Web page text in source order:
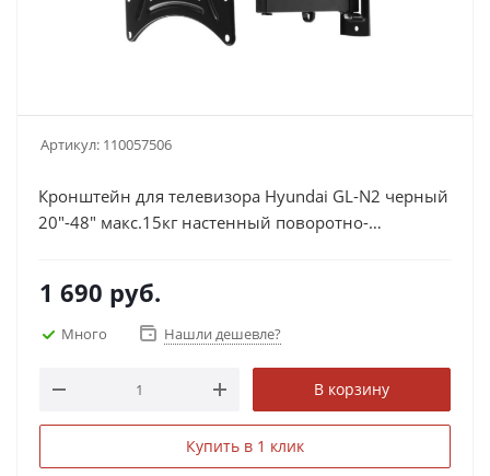
Артикул: 110057506
Кронштейн для телевизора Hyundai GL-N2 черный
20"-48" макс.15кг настенный поворотно-
1 690 руб.
Много Нашли дешевле?
В корзину
Купить в 1 клик